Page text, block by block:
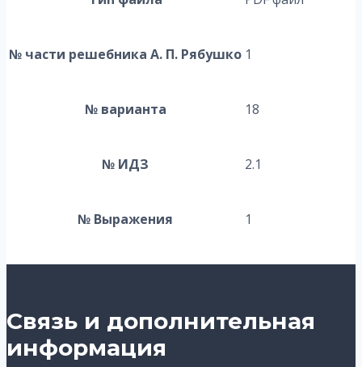
№ части решебника А. П. Рябушко 1
№ варианта 18
№ ИДЗ 2.1
№ Выражения 1
Связь и дополнительная
информация